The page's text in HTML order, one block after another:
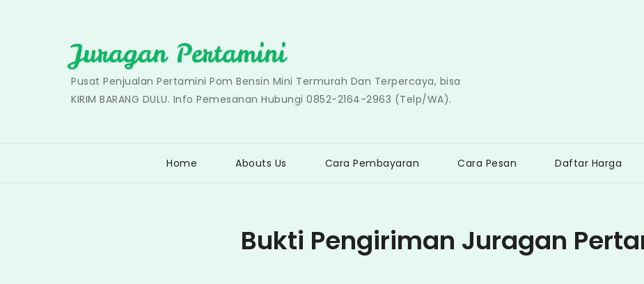
Juragan Pertamini
Pusat Penjualan Pertamini Pom Bensin Mini Termurah Dan Terpercaya, bisa
KIRIM BARANG DULU. Info Pemesanan Hubungi 0852-2164-2963 (Telp/WA).
Home Abouts Us Cara Pembayaran Cara Pesan Daftar Harga
Bukti Pengiriman Juragan